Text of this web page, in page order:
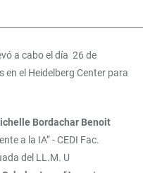
a cabo el día 26 de
en el Heidelberg Center para
Bordachar Benoit
a la IA” - CEDI Fac.
del LL.M. U